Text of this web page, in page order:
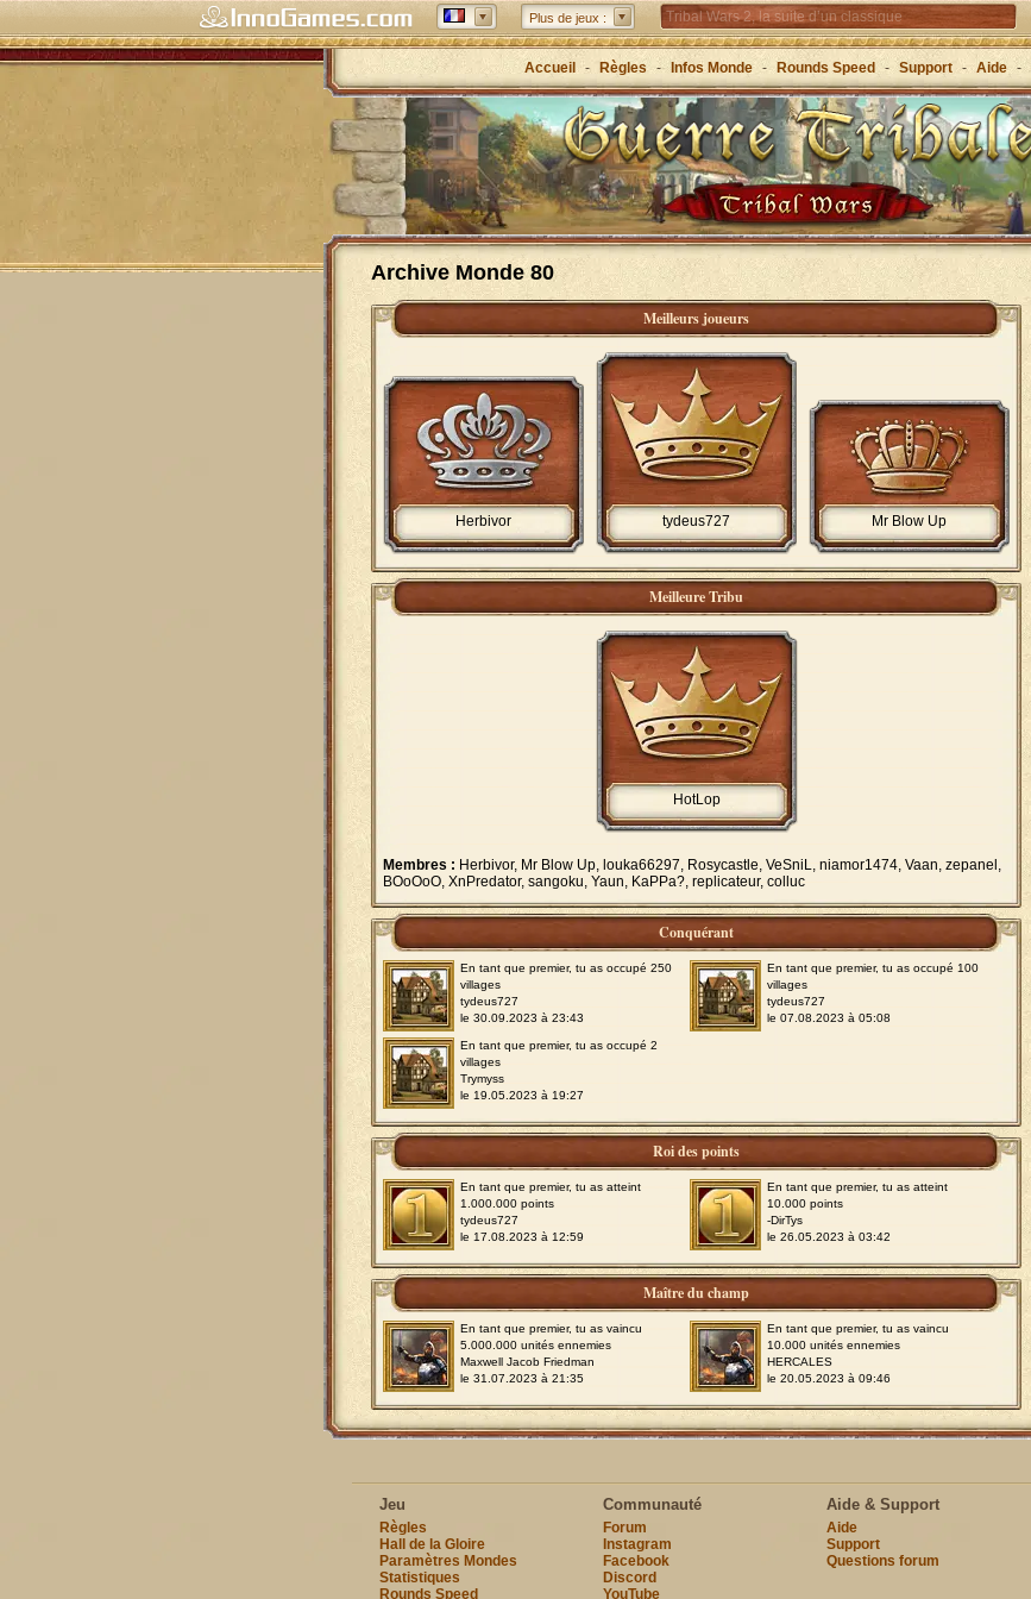
Plus de jeux : Tribal Wars 2, la suite d’un classique
Forge of Empires – Stratégie à travers les âges
Grepolis – Fondez un royaume en Grèce antique !
Accueil - Règles - Infos Monde - Rounds Speed - Support - Aide -
Archive Monde 80
Meilleurs joueurs
tydeus727
Herbivor Mr Blow Up
Meilleure Tribu
HotLop
Membres : Herbivor, Mr Blow Up, louka66297, Rosycastle, VeSniL, niamor1474, Vaan, zepanel,
BOoOoO, XnPredator, sangoku, Yaun, KaPPa?, replicateur, colluc
Conquérant
En tant que premier, tu as occupé 250
villages
tydeus727
le 30.09.2023 à 23:43
En tant que premier, tu as occupé 100
villages
tydeus727
le 07.08.2023 à 05:08
En tant que premier, tu as occupé 2
villages
Trymyss
le 19.05.2023 à 19:27
Roi des points
En tant que premier, tu as atteint
1.000.000 points
tydeus727
le 17.08.2023 à 12:59
En tant que premier, tu as atteint
10.000 points
-DirTys
le 26.05.2023 à 03:42
Maître du champ
En tant que premier, tu as vaincu
5.000.000 unités ennemies
Maxwell Jacob Friedman
le 31.07.2023 à 21:35
En tant que premier, tu as vaincu
10.000 unités ennemies
HERCALES
le 20.05.2023 à 09:46
Jeu
Règles
Hall de la Gloire
Paramètres Mondes
Statistiques
Rounds Speed
Communauté
Forum
Instagram
Facebook
Discord
YouTube
Aide & Support
Aide
Support
Questions forum